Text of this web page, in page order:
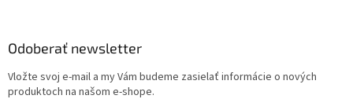
Odoberať newsletter
Vložte svoj e-mail a my Vám budeme zasielať informácie o nových
produktoch na našom e-shope.